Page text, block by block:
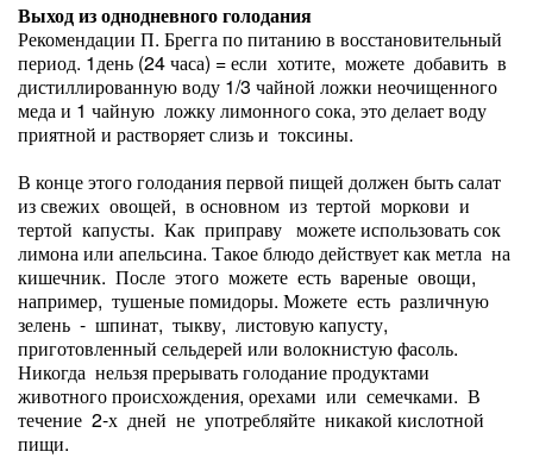
Выход из однодневного голодания
Рекомендации П. Брегга по питанию в восстановительный
период. 1день (24 часа) = если хотите, можете добавить в
дистиллированную воду 1/3 чайной ложки неочищенного
меда и 1 чайную ложку лимонного сока, это делает воду
приятной и растворяет слизь и токсины.
В конце этого голодания первой пищей должен быть салат
из свежих овощей, в основном из тертой моркови и
тертой капусты. Как приправу можете использовать сок
лимона или апельсина. Такое блюдо действует как метла на
кишечник. После этого можете есть вареные овощи,
например, тушеные помидоры. Можете есть различную
зелень - шпинат, тыкву, листовую капусту,
приготовленный сельдерей или волокнистую фасоль.
Никогда нельзя прерывать голодание продуктами
животного происхождения, орехами или семечками. В
течение 2-х дней не употребляйте никакой кислотной
пищи.